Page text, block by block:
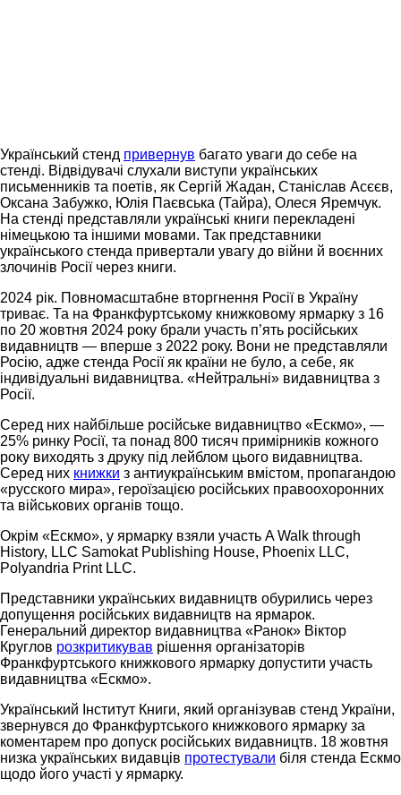
Український стенд привернув багато уваги до себе на
стенді. Відвідувачі слухали виступи українських
письменників та поетів, як Сергій Жадан, Станіслав Асєєв,
Оксана Забужко, Юлія Паєвська (Тайра), Олеся Яремчук.
На стенді представляли українські книги перекладені
німецькою та іншими мовами. Так представники
українського стенда привертали увагу до війни й воєнних
злочинів Росії через книги.
2024 рік. Повномасштабне вторгнення Росії в Україну
триває. Та на Франкфуртському книжковому ярмарку з 16
по 20 жовтня 2024 року брали участь п’ять російських
видавництв — вперше з 2022 року. Вони не представляли
Росію, адже стенда Росії як країни не було, а себе, як
індивідуальні видавництва. «Нейтральні» видавництва з
Росії.
Серед них найбільше російське видавництво «Ескмо», —
25% ринку Росії, та понад 800 тисяч примірників кожного
року виходять з друку під лейблом цього видавництва.
Серед них книжки з антиукраїнським вмістом, пропагандою
«русского мира», героїзацією російських правоохоронних
та військових органів тощо.
Окрім «Ескмо», у ярмарку взяли участь A Walk through
History, LLC Samokat Publishing House, Phoenix LLC,
Polyandria Print LLC.
Представники українських видавництв обурились через
допущення російських видавництв на ярмарок.
Генеральний директор видавництва «Ранок» Віктор
Круглов розкритикував рішення організаторів
Франкфуртського книжкового ярмарку допустити участь
видавництва «Ескмо».
Український Інститут Книги, який організував стенд України,
звернувся до Франкфуртського книжкового ярмарку за
коментарем про допуск російських видавництв. 18 жовтня
низка українських видавців протестували біля стенда Ескмо
щодо його участі у ярмарку.